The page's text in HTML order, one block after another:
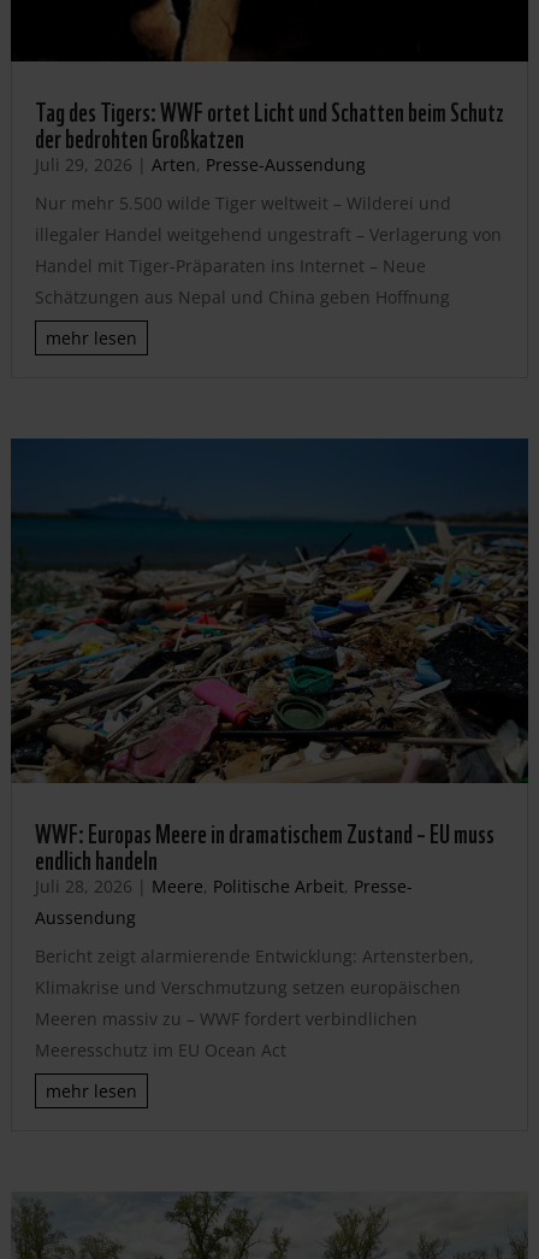
Tag des Tigers: WWF ortet Licht und Schatten beim Schutz
der bedrohten Großkatzen
Juli 29, 2026 | Arten, Presse-Aussendung
Nur mehr 5.500 wilde Tiger weltweit – Wilderei und
illegaler Handel weitgehend ungestraft – Verlagerung von
Handel mit Tiger-Präparaten ins Internet – Neue
Schätzungen aus Nepal und China geben Hoffnung
mehr lesen
WWF: Europas Meere in dramatischem Zustand – EU muss
endlich handeln
Juli 28, 2026 | Meere, Politische Arbeit, Presse-
Aussendung
Bericht zeigt alarmierende Entwicklung: Artensterben,
Klimakrise und Verschmutzung setzen europäischen
Meeren massiv zu – WWF fordert verbindlichen
Meeresschutz im EU Ocean Act
mehr lesen